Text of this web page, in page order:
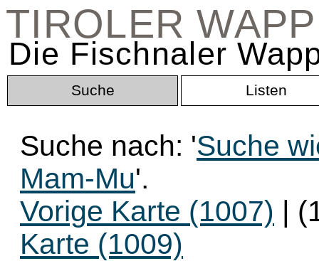
TIROLER
Die Fischnaler
Suche Listen
Suche nach: 'Suche
Mam-Mu'.
Vorige Karte (1007) |
Karte (1009)